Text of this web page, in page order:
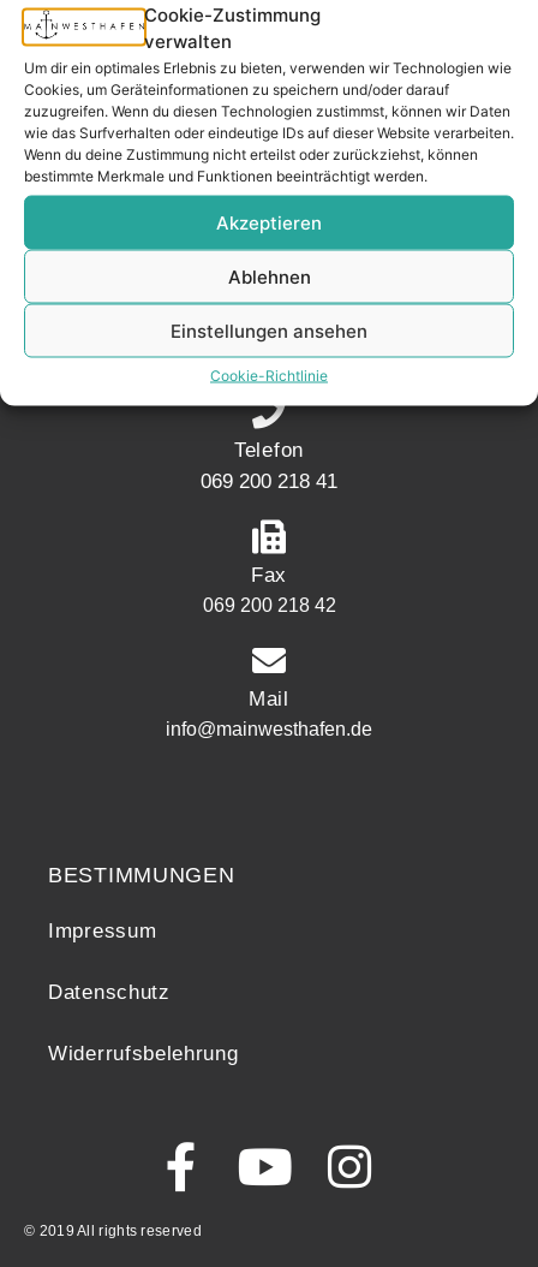
Cookie-Zustimmung
verwalten
Um dir ein optimales Erlebnis zu bieten, verwenden wir Technologien wie
Cookies, um Geräteinformationen zu speichern und/oder darauf
zuzugreifen. Wenn du diesen Technologien zustimmst, können wir Daten
wie das Surfverhalten oder eindeutige IDs auf dieser Website verarbeiten.
Wenn du deine Zustimmung nicht erteilst oder zurückziehst, können
bestimmte Merkmale und Funktionen beeinträchtigt werden.
Akzeptieren
Ablehnen
Einstellungen ansehen
Cookie-Richtlinie
Ihr Immobilienpartner
aus der
Nachbarschaft.
– seit 2017.
Adresse
Mainwesthafen Immobilien Speicherstraße 5
60327 Frankfurt
Telefon
069 200 218 41
Fax
069 200 218 42
Mail
info@mainwesthafen.de
BESTIMMUNGEN
Impressum
Datenschutz
Widerrufsbelehrung
© 2019 All rights reserved